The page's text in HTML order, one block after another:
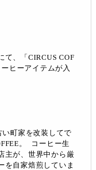
て、「CIRCUS COF
ヒーアイテムが入
町家を改装してで
。 コーヒー生
主が、世界中から厳
を自家焙煎していま